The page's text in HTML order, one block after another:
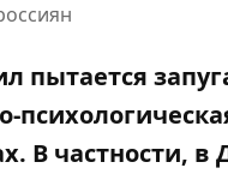
пытается
В частности,